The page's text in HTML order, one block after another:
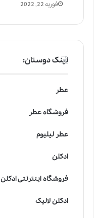
فوریه 22, 2022
لینک دوستان:
عطر
فروشگاه عطر
عطر لیلیوم
ادکلن
فروشگاه اینترنتی ادکلن
ادکلن لالیک